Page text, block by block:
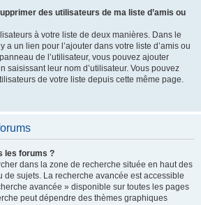
des utilisateurs de ma liste d’amis ou
à votre liste de deux manières. Dans le
a un lien pour l’ajouter dans votre liste d’amis ou
de l’utilisateur, vous pouvez ajouter
saisissant leur nom d’utilisateur. Vous pouvez
de votre liste depuis cette même page.
les forums ?
dans la zone de recherche située en haut des
de sujets. La recherche avancée est accessible
avancée » disponible sur toutes les pages
peut dépendre des thèmes graphiques